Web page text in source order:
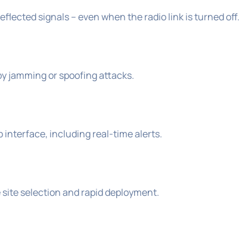
signals – even when the radio link is turned off.
jamming or spoofing attacks.
interface, including real-time alerts.
selection and rapid deployment.